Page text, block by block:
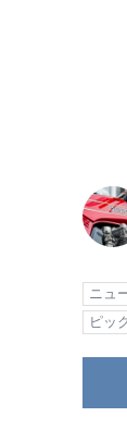
ニュ
ピッ